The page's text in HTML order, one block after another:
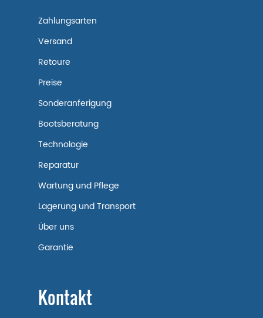
Zahlungsarten
Versand
Retoure
Preise
Sonderanferigung
Bootsberatung
Technologie
Reparatur
Wartung und Pflege
Lagerung und Transport
Über uns
Garantie
Kontakt